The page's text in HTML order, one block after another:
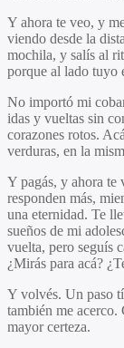
Y ahora te veo, y
viendo desde la
mochila, y salís al
porque al lado tuyo
No importó mi
idas y vueltas sin
corazones rotos.
verduras, en la
Y pagás, y ahora te
responden más,
una eternidad. Te
sueños de mi
vuelta, pero seguís
¿Mirás para acá?
Y volvés. Un paso
también me acerco.
mayor certeza.